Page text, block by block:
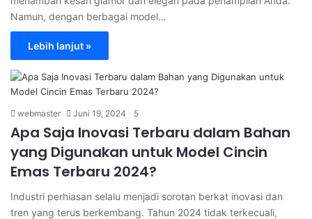
Namun, dengan berbagai model…
Lebih lanjut »
webmaster Juni 19, 2024 5
Apa Saja Inovasi Terbaru dalam Bahan
yang Digunakan untuk Model Cincin
Emas Terbaru 2024?
Industri perhiasan selalu menjadi sorotan berkat inovasi dan
tren yang terus berkembang. Tahun 2024 tidak terkecuali,